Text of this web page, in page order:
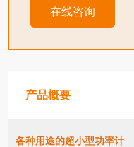
在线咨询
产品概要
各种用途的超小型功率计